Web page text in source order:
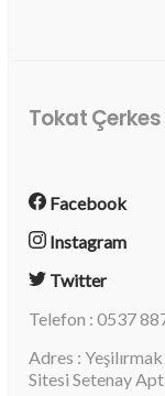
Tokat
Facebook
Instagram
Twitter
Telefon : 0537
Adres :
Sitesi Setenay